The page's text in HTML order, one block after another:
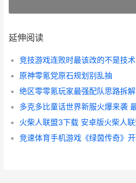
延伸阅读
竞技游戏连败时最该改的不是技术
原神零氪党原石规划别乱抽
绝区零零氪玩家最强配队思路拆解